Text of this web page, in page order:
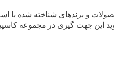
این جهت گیری در مجموعه